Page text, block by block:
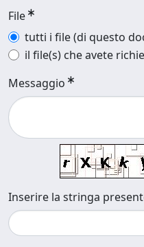
File
tutti i file (di questo
il file(s) che avete
Messaggio
Inserire la stringa